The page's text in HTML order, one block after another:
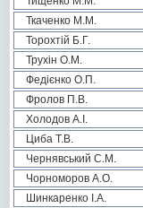
Ткаченко М.М.
Торохтій Б.Г.
Трухін О.М.
Федієнко О.П.
Фролов П.В.
Холодов А.І.
Циба Т.В.
Чернявський С.М.
Чорноморов А.О.
Шинкаренко І.А.